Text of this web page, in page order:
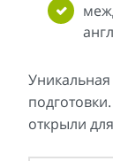
открыли